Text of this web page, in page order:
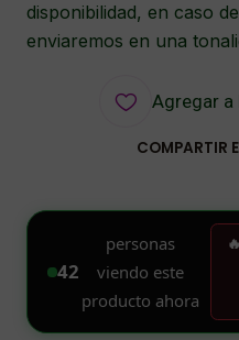
disponibilidad, en caso
enviaremos en una
Agregar
COMPARTIR